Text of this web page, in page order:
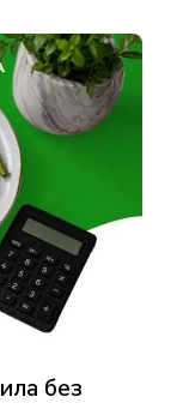
без